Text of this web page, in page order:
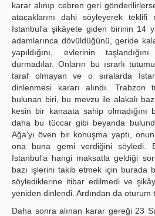
karar alınıp cebren geri
atacaklarını dahi söyleyerek
İstanbul'a şikâyete giden birinin 14
adamlarınca dövüldüğünü, geride
yapıldığını, evlerinin
durmadılar. Onların bu ısrarlı
taraf olmayan ve o sıralarda
dinlenmesi kararı alındı. Trabzon
bulunan biri, bu mevzu ile alakalı
kesin bir kanaata sahip olmadığını
daha bu tüccar gibi beyanda
Ağa'yı öven bir konuşma yaptı,
ona buna gemi verdiğini söyledi.
İstanbul’a hangi maksatla geldiği
bazı işlerini takib etmek için burada
söylediklerine itibar edilmedi ve
yeniden dinlendi. Ardından da oturum
Daha sonra alınan karar gereği 23